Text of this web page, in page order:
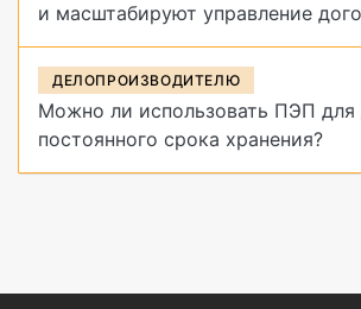
и масштабируют управление
ДЕЛОПРОИЗВОДИТЕЛЮ
Можно ли использовать ПЭП для
постоянного срока хранения?